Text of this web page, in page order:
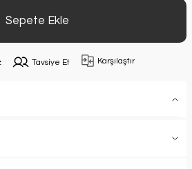
Sepete Ekle
Tavsiye Et Karşılaştır